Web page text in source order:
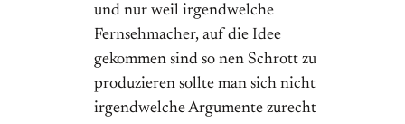
und nur weil irgendwelche
Fernsehmacher, auf die Idee
gekommen sind so nen Schrott zu
produzieren sollte man sich nicht
irgendwelche Argumente zurecht